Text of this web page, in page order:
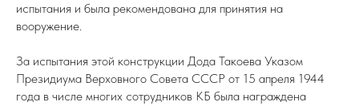
испытания и была рекомендована для принятия на
вооружение.
За испытания этой конструкции Дода Такоева Указом
Президиума Верховного Совета СССР от 15 апреля 1944
года в числе многих сотрудников КБ была награждена